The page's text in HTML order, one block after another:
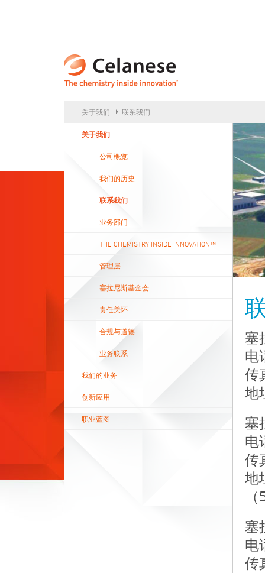
关于我们 联系我们
关于我们
公司概览
我们的历史
联系我们
业务部门
THE CHEMISTRY INSIDE INNOVATION™
管理层
塞拉尼斯基金会
责任关怀
合规与道德
业务联系
我们的业务
创新应用
职业蓝图
塞
电
传
地
塞
电
传
地
塞
电
传